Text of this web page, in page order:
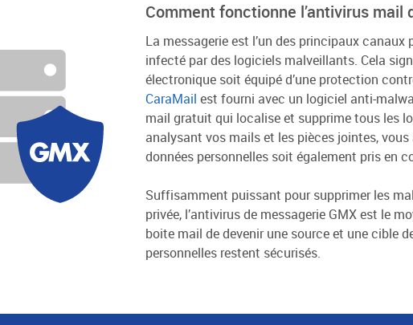
Comment fonctionne l’antivirus mail
La messagerie est l’un des principaux
infecté par des logiciels malveillants. Cela
électronique soit équipé d’une protection
CaraMail est fourni avec un logiciel anti-
mail gratuit qui localise et supprime tous les
analysant vos mails et les pièces jointes, vous
données personnelles soit également pris en
Suffisamment puissant pour supprimer les
privée, l’antivirus de messagerie GMX est le
boite mail de devenir une source et une cible
personnelles restent sécurisés.